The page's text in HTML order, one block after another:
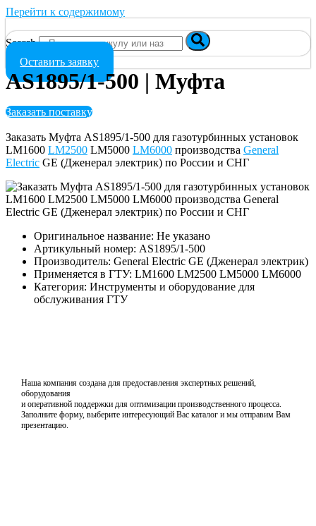
Перейти к содержимому
Search
Оставить заявку
AS1895/1-500 | Муфта
Заказать поставку
Заказать Муфта AS1895/1-500 для газотурбинных установок
LM1600 LM2500 LM5000 LM6000 производства General
Electric GE (Дженерал электрик) по России и СНГ
Оригинальное название: Не указано
Артикульный номер: AS1895/1-500
Производитель: General Electric GE (Дженерал электрик)
Применяется в ГТУ: LM1600 LM2500 LM5000 LM6000
Категория: Инструменты и оборудование для
обслуживания ГТУ
Наша компания создана для предоставления экспертных решений,
оборудования
и оперативной поддержки для оптимизации производственного процесса.
Заполните форму, выберите интересующий Вас каталог и мы отправим Вам
презентацию.